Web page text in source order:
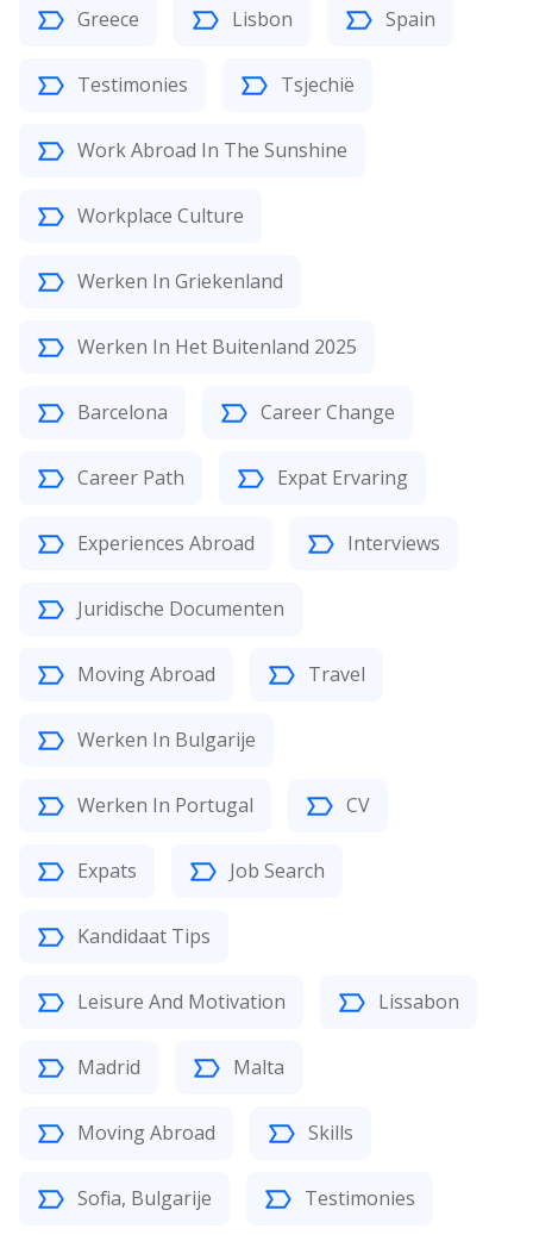
Greece Lisbon Spain
Testimonies Tsjechië
Work Abroad In The Sunshine
Workplace Culture
Werken In Griekenland
Werken In Het Buitenland 2025
Barcelona Career Change
Career Path Expat Ervaring
Experiences Abroad Interviews
Juridische Documenten
Moving Abroad Travel
Werken In Bulgarije
Werken In Portugal CV
Expats Job Search
Kandidaat Tips
Leisure And Motivation Lissabon
Madrid Malta
Moving Abroad Skills
Sofia, Bulgarije Testimonies